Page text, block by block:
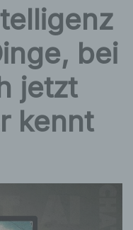
bei
jetzt
kennt